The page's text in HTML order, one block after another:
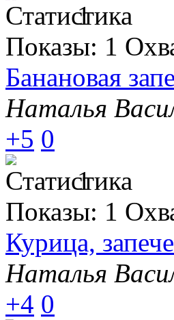
1
Показы: 1
Банановая
Наталья
+5 0
1
Показы: 1
Курица,
Наталья
+4 0